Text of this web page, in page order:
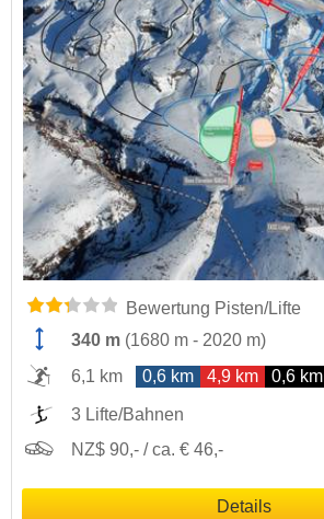
Bewertung Pisten/Lifte
340 m (1680 m - 2020 m)
6,1 km
0,6 km 4,9 km 0,6 km
3 Lifte/Bahnen
NZ$ 90,- / ca. € 46,-
Details